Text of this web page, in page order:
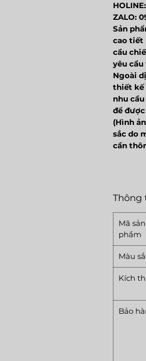
ZALO:
Sản
cao tiết
cầu
yêu
Ngoài
thiết kế
nhu
để
(Hình
sắc do
cần
Thông
Mã sản
phẩm
Màu
Kích
Bảo